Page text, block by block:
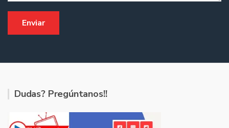
Dudas? Pregúntanos!!